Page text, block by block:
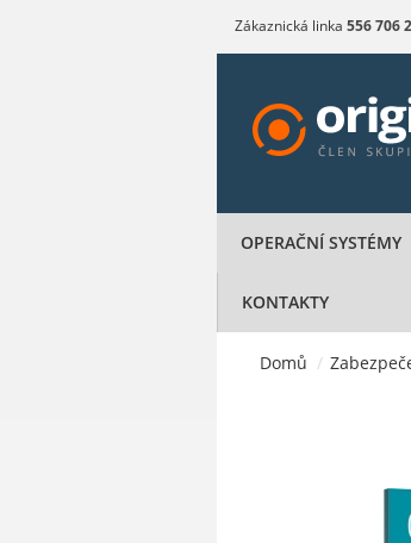
Zákaznická linka 556 706
OPERAČNÍ SYSTÉMY
KONTAKTY
Domů /